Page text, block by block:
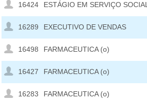
16424 ESTÁGIO EM SERVIÇO SOCIAL
16289 EXECUTIVO DE VENDAS
16498 FARMACEUTICA (o)
16427 FARMACEUTICA (o)
16283 FARMACEUTICA (o)